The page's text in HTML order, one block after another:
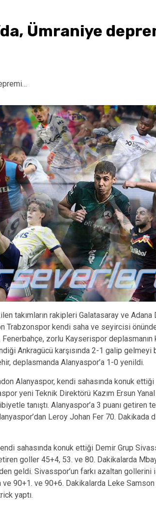
Ümraniye
takımların rakipleri Galatasaray ve
Trabzonspor kendi saha ve seyircisi
Fenerbahçe, zorlu Kayserispor deplasmanın
Ankragücü karşısında 2-1 galip gelmeyi
deplasmanda Alanyaspor’a 1-0 yenildi.
Alanyaspor, kendi sahasında konuk
yeni Teknik Direktörü Kazım Ersun Yanal
tanıştı. Alanyaspor’a 3 puanı getiren
Leroy Johan Fer 70. Dakikada
sahasında konuk ettiği Demir Grup
goller 45+4, 53. ve 80. Dakikalarda
geldi. Sivasspor’un farkı azaltan gollerini
90+1. ve 90+6. Dakikalarda Leke
yaptı.